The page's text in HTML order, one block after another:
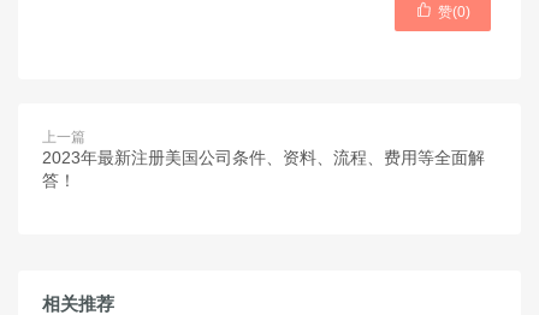
 赞(0)
上一篇
2023年最新注册美国公司条件、资料、流程、费用等全面解
答！
相关推荐